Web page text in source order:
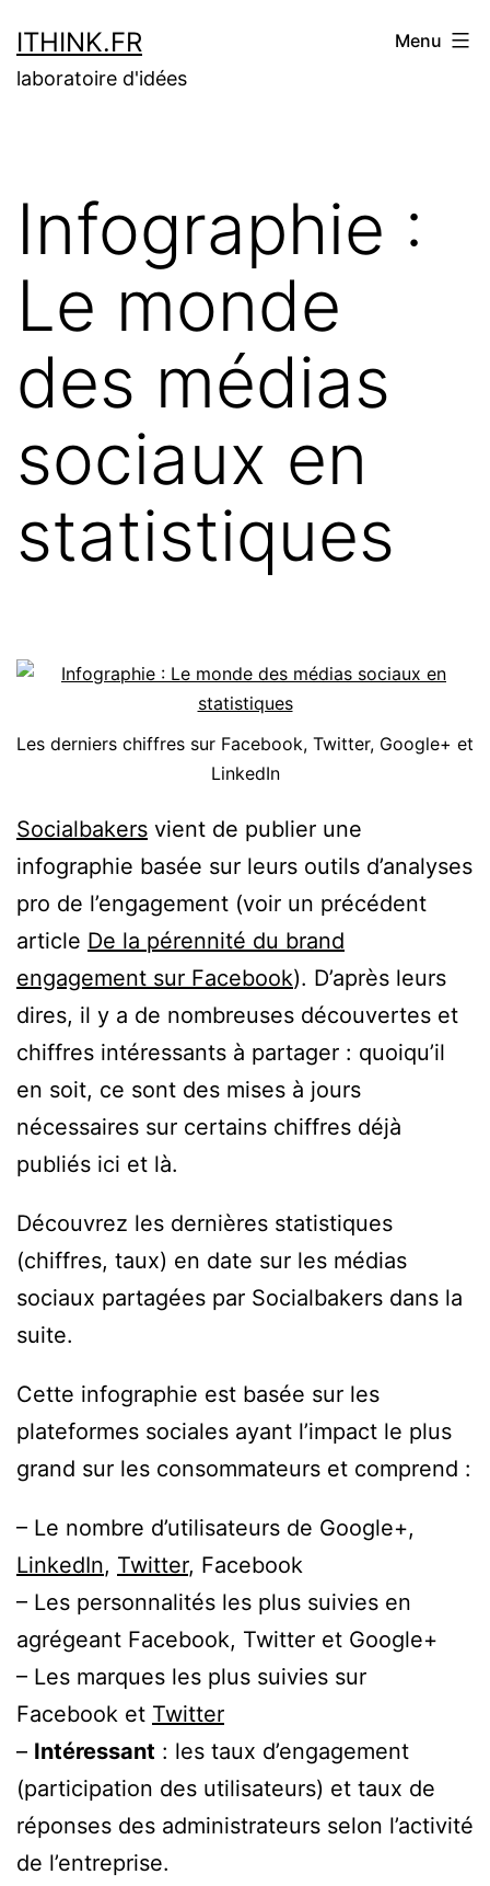
au
contenu
ITHINK.FR
laboratoire d'idées
Menu
Infographie :
Le monde
des médias
sociaux en
statistiques
Les derniers chiffres sur Facebook, Twitter, Google+ et
LinkedIn
Socialbakers vient de publier une
infographie basée sur leurs outils d’analyses
pro de l’engagement (voir un précédent
article De la pérennité du brand
engagement sur Facebook). D’après leurs
dires, il y a de nombreuses découvertes et
chiffres intéressants à partager : quoiqu’il
en soit, ce sont des mises à jours
nécessaires sur certains chiffres déjà
publiés ici et là.
Découvrez les dernières statistiques
(chiffres, taux) en date sur les médias
sociaux partagées par Socialbakers dans la
suite.
Cette infographie est basée sur les
plateformes sociales ayant l’impact le plus
grand sur les consommateurs et comprend :
– Le nombre d’utilisateurs de Google+,
LinkedIn, Twitter, Facebook
– Les personnalités les plus suivies en
agrégeant Facebook, Twitter et Google+
– Les marques les plus suivies sur
Facebook et Twitter
– Intéressant : les taux d’engagement
(participation des utilisateurs) et taux de
réponses des administrateurs selon l’activité
de l’entreprise.